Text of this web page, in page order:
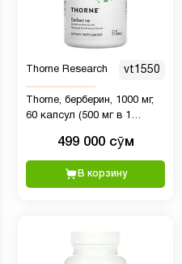
Thorne Research vt1550
Thorne, берберин, 1000 мг,
60 капсул (500 мг в 1
499 000 сӯм
В корзину